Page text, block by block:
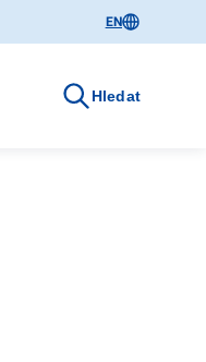
EN
Hledat